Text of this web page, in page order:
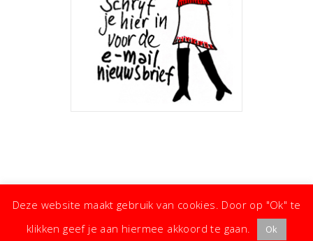
Deze website maakt gebruik van cookies. Door op "Ok" te
klikken geef je aan hiermee akkoord te gaan.
Ok